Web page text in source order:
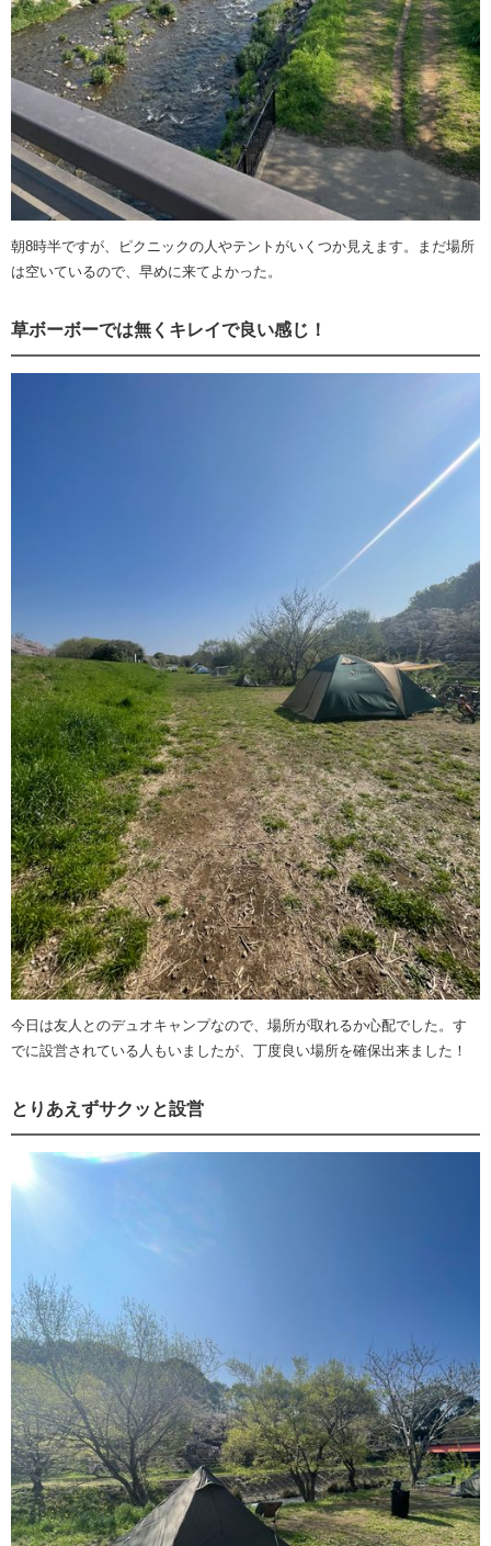
朝8時半ですが、ピクニックの人やテントがいくつか見えます。まだ場所
は空いているので、早めに来てよかった。
草ボーボーでは無くキレイで良い感じ！
今日は友人とのデュオキャンプなので、場所が取れるか心配でした。す
でに設営されている人もいましたが、丁度良い場所を確保出来ました！
とりあえずサクッと設営